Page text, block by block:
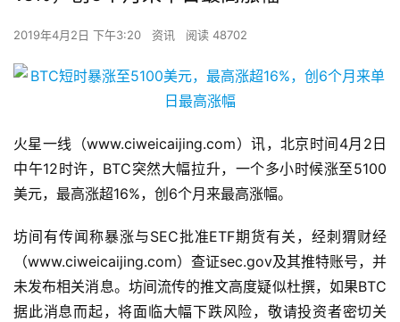
2019年4月2日 下午3:20 资讯 阅读 48702
火星一线（www.ciweicaijing.com）讯，北京时间4月2日
中午12时许，BTC突然大幅拉升，一个多小时候涨至5100
美元，最高涨超16%，创6个月来最高涨幅。
坊间有传闻称暴涨与SEC批准ETF期货有关，经刺猬财经
（www.ciweicaijing.com）查证sec.gov及其推特账号，并
未发布相关消息。坊间流传的推文高度疑似杜撰，如果BTC
据此消息而起，将面临大幅下跌风险，敬请投资者密切关